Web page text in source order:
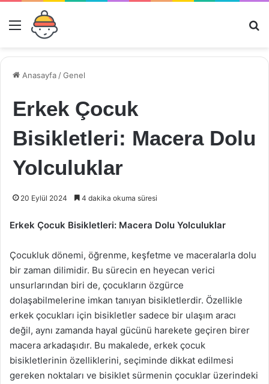
Menü
Anasayfa /Genel
Erkek Çocuk
Bisikletleri: Macera Dolu
Yolculuklar
20 Eylül 2024 4 dakika okuma süresi
Erkek Çocuk Bisikletleri: Macera Dolu Yolculuklar
Çocukluk dönemi, öğrenme, keşfetme ve maceralarla dolu
bir zaman dilimidir. Bu sürecin en heyecan verici
unsurlarından biri de, çocukların özgürce
dolaşabilmelerine imkan tanıyan bisikletlerdir. Özellikle
erkek çocukları için bisikletler sadece bir ulaşım aracı
değil, aynı zamanda hayal gücünü harekete geçiren birer
macera arkadaşıdır. Bu makalede, erkek çocuk
bisikletlerinin özelliklerini, seçiminde dikkat edilmesi
gereken noktaları ve bisiklet sürmenin çocuklar üzerindeki